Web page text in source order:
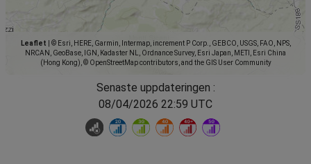
Leaflet
© Esri, HERE, Garmin, Intermap, increment P Corp., GEBCO, USGS, FAO, NPS,
NRCAN, GeoBase, IGN, Kadaster NL, Ordnance Survey, Esri Japan, METI, Esri China
(Hong Kong), © OpenStreetMap contributors, and the GIS User Community
Senaste uppdateringen :
08/04/2026 22:59 UTC